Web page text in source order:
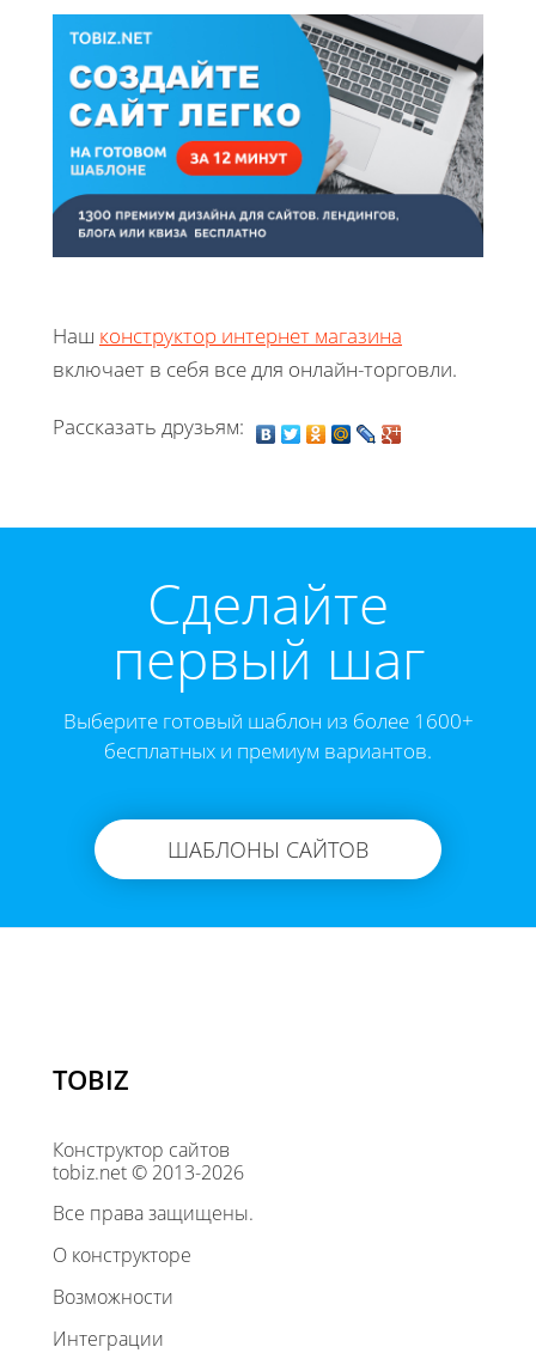
Наш конструктор интернет магазина
включает в себя все для онлайн-торговли.
Рассказать друзьям:
Cделайте
первый шаг
Выберите готовый шаблон из более 1600+
бесплатных и премиум вариантов.
ШАБЛОНЫ САЙТОВ
TOBIZ
Конструктор сайтов
tobiz.net © 2013-2026
Все права защищены.
О конструкторе
Возможности
Интеграции